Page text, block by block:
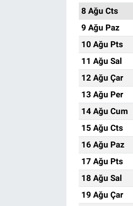
8 Ağu Cts
9 Ağu Paz
10 Ağu Pts
11 Ağu Sal
12 Ağu Çar
13 Ağu Per
14 Ağu Cum
15 Ağu Cts
16 Ağu Paz
17 Ağu Pts
18 Ağu Sal
19 Ağu Çar